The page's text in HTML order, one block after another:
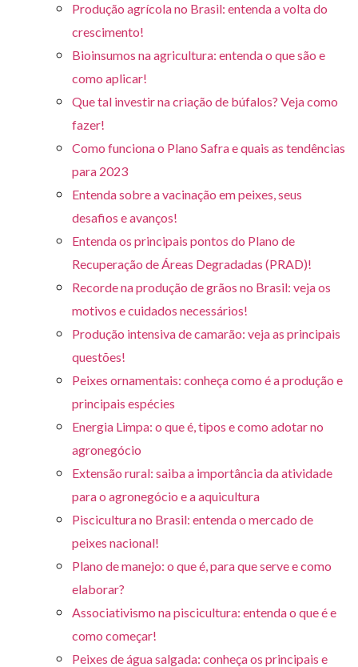
Produção agrícola no Brasil: entenda a volta do
crescimento!
Bioinsumos na agricultura: entenda o que são e
como aplicar!
Que tal investir na criação de búfalos? Veja como
fazer!
Como funciona o Plano Safra e quais as tendências
para 2023
Entenda sobre a vacinação em peixes, seus
desafios e avanços!
Entenda os principais pontos do Plano de
Recuperação de Áreas Degradadas (PRAD)!
Recorde na produção de grãos no Brasil: veja os
motivos e cuidados necessários!
Produção intensiva de camarão: veja as principais
questões!
Peixes ornamentais: conheça como é a produção e
principais espécies
Energia Limpa: o que é, tipos e como adotar no
agronegócio
Extensão rural: saiba a importância da atividade
para o agronegócio e a aquicultura
Piscicultura no Brasil: entenda o mercado de
peixes nacional!
Plano de manejo: o que é, para que serve e como
elaborar?
Associativismo na piscicultura: entenda o que é e
como começar!
Peixes de água salgada: conheça os principais e